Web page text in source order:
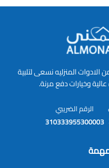
المنزليه نسعى لتلبية
وخيارات دفع مرنة.
الرقم الضريبي
310333955300003